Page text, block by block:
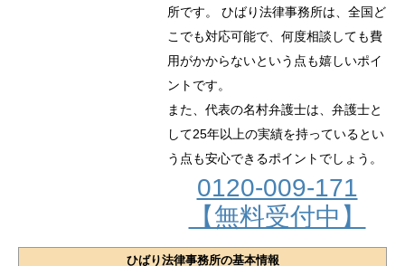
所です。 ひばり法律事務所は、全国ど
こでも対応可能で、何度相談しても費
用がかからないという点も嬉しいポイ
ントです。
また、代表の名村弁護士は、弁護士と
して25年以上の実績を持っているとい
う点も安心できるポイントでしょう。
0120-009-171
【無料受付中】
ひばり法律事務所の基本情報